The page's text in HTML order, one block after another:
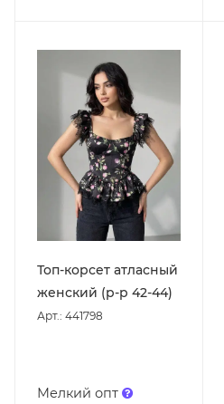
Топ-корсет атласный
женский (р-р 42-44)
Арт.: 441798
Мелкий опт